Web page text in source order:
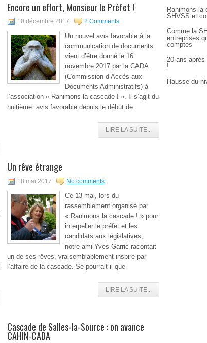
Encore un effort, Monsieur le Préfet !
10 décembre 2017 2 Comments
Un nouvel avis favorable à la
communication de documents
vient d’être donné le 16
novembre 2017 par la CADA
(Commission d’Accès aux
Documents Administratifs) à
l’association « Ranimons la cascade ! ». Il s’agit du
huitième avis favorable depuis le début de
LIRE LA SUITE...
Un rêve étrange
18 mai 2017 No comments
Ce 13 mai, lors du
rassemblement organisé par
« Ranimons la cascade ! » pour
interpeller le préfet et les
candidats aux législatives,
notre ami Yves Garric racontait
un de ses rêves, vraisemblablement inspiré par
l’affaire de la cascade. Se pourrait-il que
LIRE LA SUITE...
Cascade de Salles-la-Source : on avance
CAHIN-CADA
Ranimons la
SHVSS et
Comme la
entreprises
comptes
20 ans
!
Hausse du